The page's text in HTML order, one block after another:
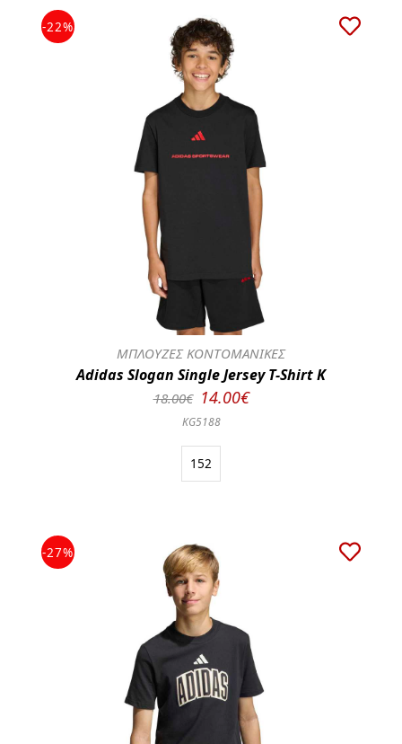
-22%
ΜΠΛΟΥΖΕΣ ΚΟΝΤΟΜΑΝΙΚΕΣ
Adidas Slogan Single Jersey T-Shirt K
18.00€ 14.00€
KG5188
152
-27%